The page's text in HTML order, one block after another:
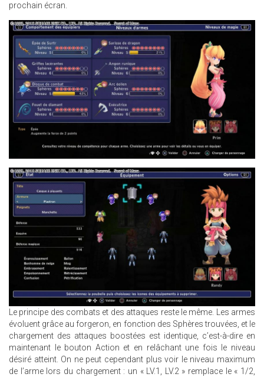
prochain écran.
7.JPG
2.JPG
Le principe des combats et des attaques reste le même. Les armes
évoluent grâce au forgeron, en fonction des Sphères trouvées, et le
chargement des attaques boostées est identique, c’est-à-dire en
maintenant le bouton Action et en relâchant une fois le niveau
désiré atteint. On ne peut cependant plus voir le niveau maximum
de l’arme lors du chargement : un « LV.1, LV.2 » remplace le « 1/2,